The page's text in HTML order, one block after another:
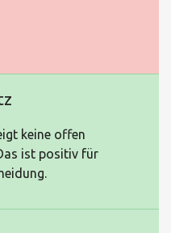
keine offen
ist positiv für